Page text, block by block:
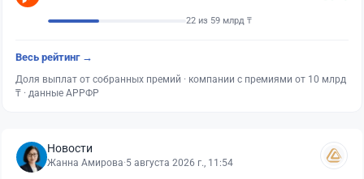
22 из 59 млрд ₸
Весь рейтинг →
Доля выплат от собранных премий · компании с премиями от 10 млрд
₸ · данные АРРФР
Новости
Жанна Амирова·5 августа 2026 г., 11:54